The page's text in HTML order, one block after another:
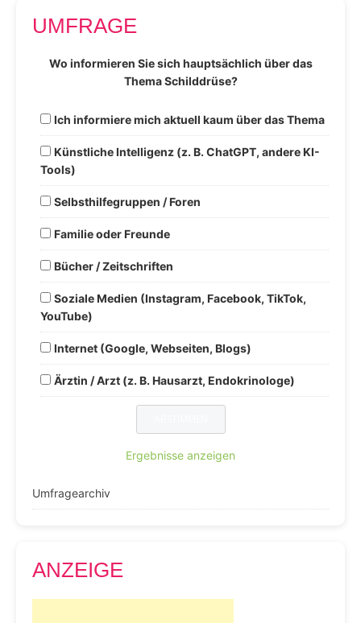
UMFRAGE
Wo informieren Sie sich hauptsächlich über das
Thema Schilddrüse?
Ich informiere mich aktuell kaum über das Thema
Künstliche Intelligenz (z. B. ChatGPT, andere KI-
Tools)
Selbsthilfegruppen / Foren
Familie oder Freunde
Bücher / Zeitschriften
Soziale Medien (Instagram, Facebook, TikTok,
YouTube)
Internet (Google, Webseiten, Blogs)
Ärztin / Arzt (z. B. Hausarzt, Endokrinologe)
Ergebnisse anzeigen
Umfragearchiv
ANZEIGE